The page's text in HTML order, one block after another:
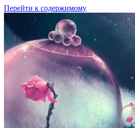
Перейти к содержимому